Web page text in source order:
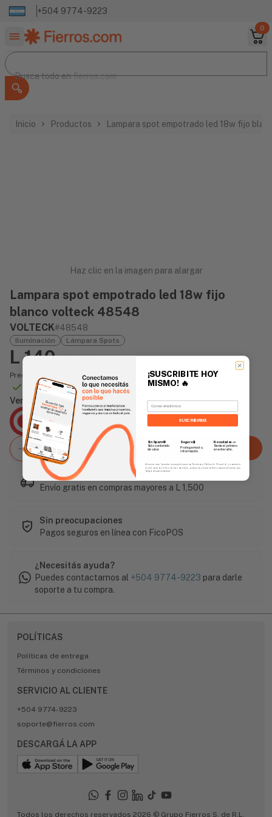
+504 9774-9223
0
Buscar productos
Busca todo en
Busca todo enfierros.com
Inicio Productos Lampara spot empotrado led 18w fijo
Haz clic en la imagen para alargar
Lampara spot empotrado led 18w fijo
blanco volteck 48548
VOLTECK#48548
Iluminación Lámpara Spots
L 140
Precio incluye impuesto sobre ventas
Disponible Online
Vendido Por:
Agencia Global
2 días - Tiempo de Entrega Promedio
Agregar al carrito
Este artículo es popular
Envío gratis en compras mayores a L 1,500
Sin preocupaciones
Pagos seguros en línea con FicoPOS
¿Necesitás ayuda?
Puedes contactarnos al +504 9774-9223 para darle
soporte a tu compra.
POLÍTICAS
Políticas de entrega
Términos y condiciones
SERVICIO AL CLIENTE
+504 9774-9223
soporte@fierros.com
DESCARGÁ LA APP
Todos los derechos reservados 2026 © Grupo Fierros S. de R.L.
¡SUSCRIBITE HOY
MISMO! 🔥
Email
SUSCRIBIRME
Sin Spam 🚫
Solo contenido
de valor.
Seguro 🔒
Protegemos tu
información.
Novedades📣
Serás el primero
en enterarte.
Al enviar este formulario, aceptás nuestros Términos y Política de Privacidad, y consentís
recibir correos de Fierros con novedades, productos y eventos. Este consentimiento no es
obligatorio para comprar.